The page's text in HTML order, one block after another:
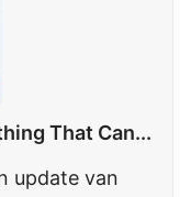
That Can...
update van